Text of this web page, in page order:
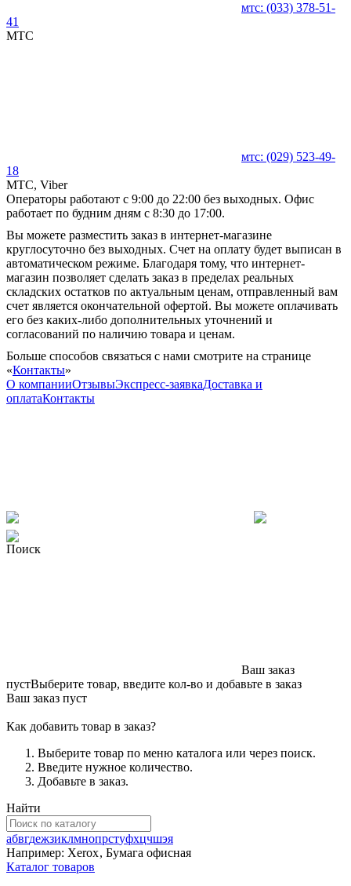
мтс: (033) 378-51-
41
MTC
мтс: (029) 523-49-
18
MTC, Viber
Операторы работают с 9:00 до 22:00 без выходных. Офис
работает по будним дням с 8:30 до 17:00.
Вы можете разместить заказ в интернет-магазине
круглосуточно без выходных. Счет на оплату будет выписан в
автоматическом режиме. Благодаря тому, что интернет-
магазин позволяет сделать заказ в пределах реальных
складских остатков по актуальным ценам, отправленный вам
счет является окончательной офертой. Вы можете оплачивать
его без каких-либо дополнительных уточнений и
согласований по наличию товара и ценам.
Больше способов связаться с нами смотрите на странице
«Контакты»
О компанииОтзывыЭкспресс-заявкаДоставка и
оплатаКонтакты
Поиск
Ваш заказ
пустВыберите товар, введите кол-во и добавьте в заказ
Ваш заказ пуст
Как добавить товар в заказ?
Выберите товар по меню каталога или через поиск.
Введите нужное количество.
Добавьте в заказ.
Найти
абвгдежзиклмнопрстуфхцчшэя
Например: Xerox, Бумага офисная
Каталог товаров